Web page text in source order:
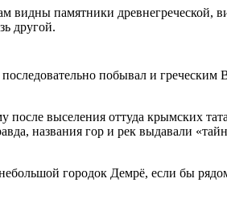
видны памятники древнегреческой,
другой.
побывал и
выселения оттуда крымских
названия гор и рек выдавали
городок Демрё, если бы